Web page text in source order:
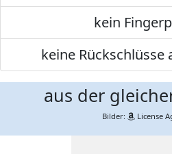
kein
keine Rückschlüsse
aus der
Bilder: License